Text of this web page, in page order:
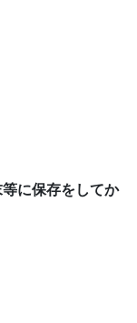
に保存をしてか